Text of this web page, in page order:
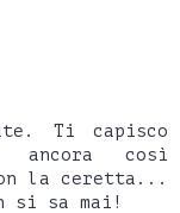
Ti capisco
ancora così
la ceretta...
si sa mai!